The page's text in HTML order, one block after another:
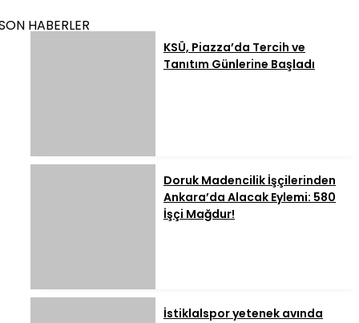
HABERLER
KSÜ, Piazza’da Tercih ve
Tanıtım Günlerine Başladı
Doruk Madencilik İşçilerinden
Ankara’da Alacak Eylemi: 580
İşçi Mağdur!
İstiklalspor yetenek avında